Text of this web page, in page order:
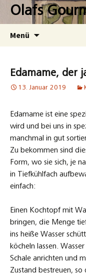
Zum
InhaltOlafs
Menü
Edamame, der
13. Januar 2019
Edamame ist eine
wird und bei uns in
manchmal in gut
Zu bekommen sind
Form, wo sie sich, je
in Tiefkühlfach
einfach:
Einen Kochtopf mit
bringen, die Menge
ins heiße Wasser
köcheln lassen.
Schale anrichten und
Zustand bestreuen, so